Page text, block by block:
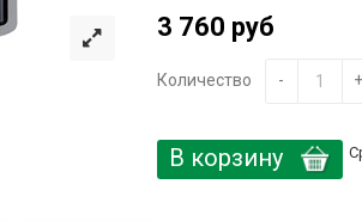
3 760 руб
Количество - +
В корзину